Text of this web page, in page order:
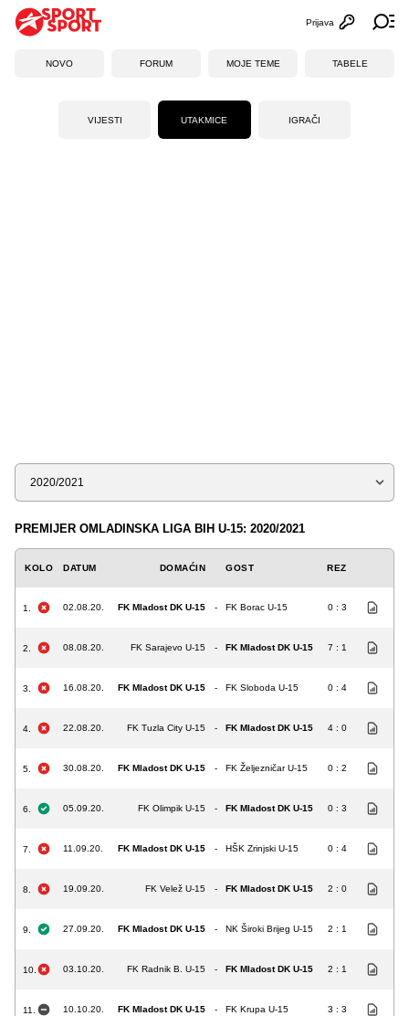
Otvori
Prijava
NOVO FORUM MOJE TEME TABELE
VIJESTI UTAKMICE IGRAČI
Sezona
PREMIJER OMLADINSKA LIGA BIH U-15: 2020/2021
KOLO DATUM DOMAĆIN GOST REZ
1. 02.08.20. FK Mladost DK U-15 - FK Borac U-15 0 : 3
2. 08.08.20. FK Sarajevo U-15 - FK Mladost DK U-15 7 : 1
3. 16.08.20. FK Mladost DK U-15 - FK Sloboda U-15 0 : 4
4. 22.08.20. FK Tuzla City U-15 - FK Mladost DK U-15 4 : 0
5. 30.08.20. FK Mladost DK U-15 - FK Željezničar U-15 0 : 2
6. 05.09.20. FK Olimpik U-15 - FK Mladost DK U-15 0 : 3
7. 11.09.20. FK Mladost DK U-15 - HŠK Zrinjski U-15 0 : 4
8. 19.09.20. FK Velež U-15 - FK Mladost DK U-15 2 : 0
9. 27.09.20. FK Mladost DK U-15 - NK Široki Brijeg U-15 2 : 1
10. 03.10.20. FK Radnik B. U-15 - FK Mladost DK U-15 2 : 1
11. 10.10.20. FK Mladost DK U-15 - FK Krupa U-15 3 : 3